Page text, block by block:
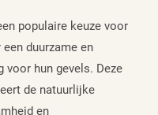
populaire keuze voor
duurzame en
hun gevels. Deze
de natuurlijke
en